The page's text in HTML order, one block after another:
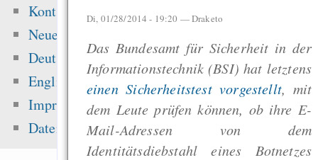
Di, 01/28/2014 - 19:20 —Draketo
Das Bundesamt für Sicherheit in der
Informationstechnik (BSI) hat letztens
einen Sicherheitstest vorgestellt, mit
dem Leute prüfen können, ob ihre E-
Mail-Adressen von dem
Identitätsdiebstahl eines Botnetzes
Kontakt
Neue Inhalte
Deutsch
English
Impressum
Datenschutz
Heute:
English
Licht
Die
Methode in 140
Emacs